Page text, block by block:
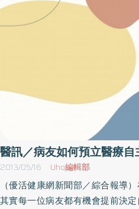
的想法，懷抱初心面對它們。（本
慈濟醫院特規劃「清新戒菸班」
了，想戒菸的朋友，千萬不要錯失
家相招逗陣來。內容 ：第1週：知
動對戒菸的好處，第2週：戒菸宣
物、戒菸的飲食，第3週：戒菸從
管理你的壓力，第4週：體重控制
無菸的未來。參加對象：凡是想
至開課前3日止。該活動需要事先
項目規則流程名額地點辦法等以
本活動前請先洽詢主辦單位再做
請自備喝水容器。名稱：清新戒菸
每週六上午8：30～11：30（開
縣大林鎮民生路2號）洽詢： 05-
醫訊／病友如何預立醫療
2013/05/16 Uho編輯部
（優活健康網新聞部／綜合報導
其實每一位病友都有機會提前決